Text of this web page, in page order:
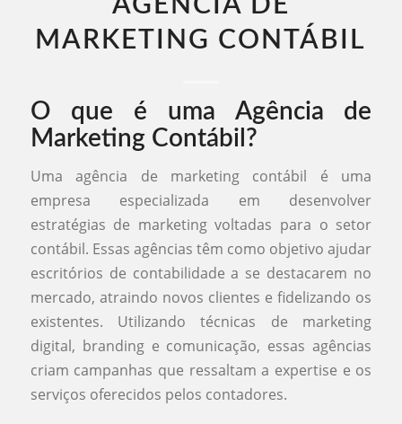
AGENCIA DE
MARKETING CONTÁBIL​
O que é uma Agência de
Marketing Contábil?
Uma agência de marketing contábil é uma
empresa especializada em desenvolver
estratégias de marketing voltadas para o setor
contábil. Essas agências têm como objetivo ajudar
escritórios de contabilidade a se destacarem no
mercado, atraindo novos clientes e fidelizando os
existentes. Utilizando técnicas de marketing
digital, branding e comunicação, essas agências
criam campanhas que ressaltam a expertise e os
serviços oferecidos pelos contadores.